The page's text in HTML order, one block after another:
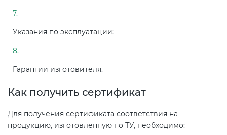
Указания по эксплуатации;
Гарантии изготовителя.
Как получить сертификат
Для получения сертификата соответствия на
продукцию, изготовленную по ТУ, необходимо: